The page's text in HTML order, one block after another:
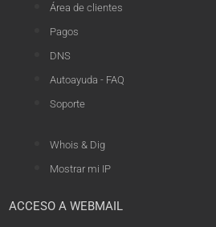
Área de clientes
Pagos
DNS
Autoayuda - FAQ
Soporte
Whois & Dig
Mostrar mi IP
ACCESO A WEBMAIL